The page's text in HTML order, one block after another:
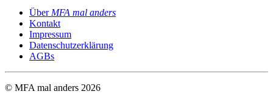
Über MFA mal anders
Kontakt
Impressum
Datenschutzerklärung
AGBs
© MFA mal anders 2026